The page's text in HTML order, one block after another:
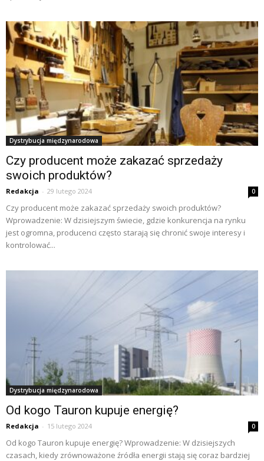
Dystrybucja międzynarodowa
Czy producent może zakazać sprzedaży
swoich produktów?
Redakcja - 29 lutego 2024 0
Czy producent może zakazać sprzedaży swoich produktów?
Wprowadzenie: W dzisiejszym świecie, gdzie konkurencja na rynku
jest ogromna, producenci często starają się chronić swoje interesy i
kontrolować...
Dystrybucja międzynarodowa
Od kogo Tauron kupuje energię?
Redakcja - 15 lutego 2024 0
Od kogo Tauron kupuje energię? Wprowadzenie: W dzisiejszych
czasach, kiedy zrównoważone źródła energii stają się coraz bardziej